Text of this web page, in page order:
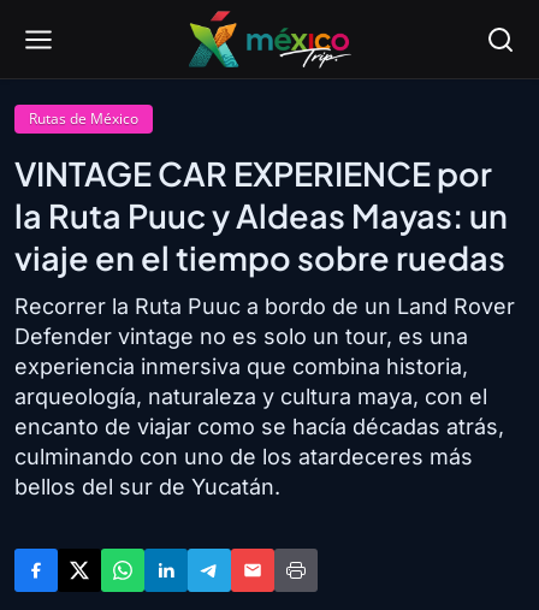
Rutas de México
VINTAGE CAR EXPERIENCE por
la Ruta Puuc y Aldeas Mayas: un
viaje en el tiempo sobre ruedas
Recorrer la Ruta Puuc a bordo de un Land Rover
Defender vintage no es solo un tour, es una
experiencia inmersiva que combina historia,
arqueología, naturaleza y cultura maya, con el
encanto de viajar como se hacía décadas atrás,
culminando con uno de los atardeceres más
bellos del sur de Yucatán.